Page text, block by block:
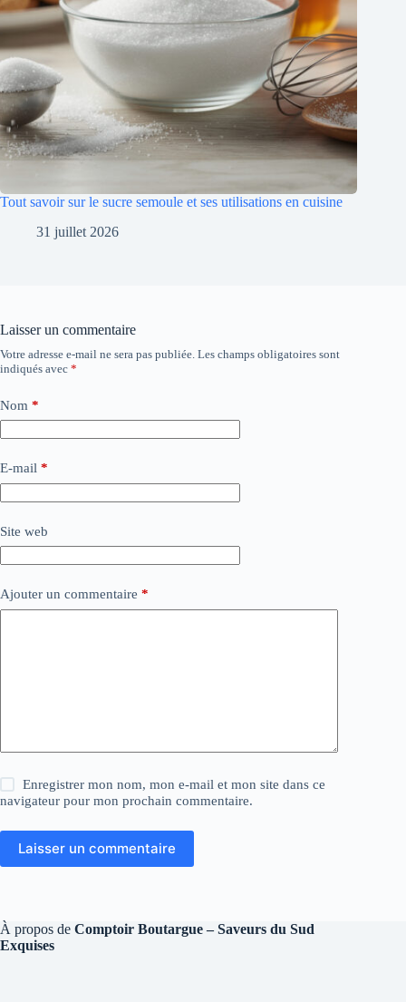
Tout savoir sur le sucre semoule et ses utilisations en cuisine
31 juillet 2026
Laisser un commentaire
Votre adresse e-mail ne sera pas publiée. Les champs obligatoires sont
indiqués avec *
Nom *
E-mail *
Site web
Ajouter un commentaire *
Enregistrer mon nom, mon e-mail et mon site dans ce
navigateur pour mon prochain commentaire.
Laisser un commentaire
À propos de Comptoir Boutargue – Saveurs du Sud
Exquises